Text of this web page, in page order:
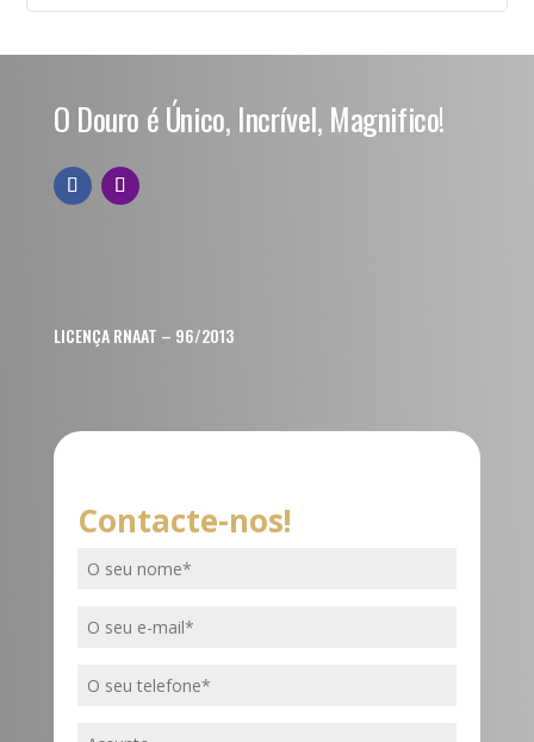
O Douro é Único, Incrível, Magnifico!
LICENÇA RNAAT – 96/2013
Contacte-nos!